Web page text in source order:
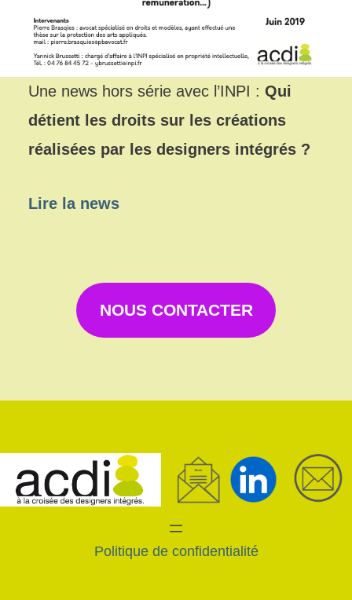
Une news hors série avec l’INPI : Qui
détient les droits sur les créations
réalisées par les designers intégrés ?
Lire la news
NOUS CONTACTER
Politique de confidentialité